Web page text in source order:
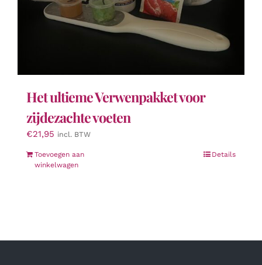
Het ultieme Verwenpakket voor
zijdezachte voeten
€21,95 incl. BTW
Toevoegen aan
winkelwagen
Details